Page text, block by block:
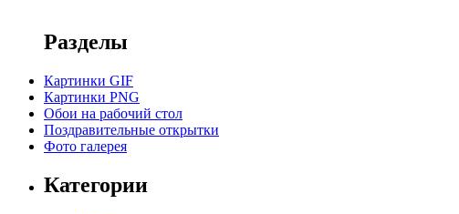
Разделы
Картинки GIF
Картинки PNG
Обои на рабочий стол
Поздравительные открытки
Фото галерея
Категории